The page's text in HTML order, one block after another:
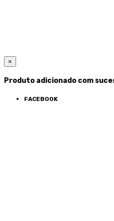
×
Produto adicionado com
FACEBOOK